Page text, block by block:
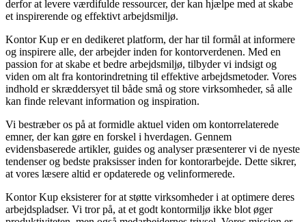
derfor at levere værdifulde ressourcer, der kan hjælpe med at skabe
et inspirerende og effektivt arbejdsmiljø.
Kontor Kup er en dedikeret platform, der har til formål at informere
og inspirere alle, der arbejder inden for kontorverdenen. Med en
passion for at skabe et bedre arbejdsmiljø, tilbyder vi indsigt og
viden om alt fra kontorindretning til effektive arbejdsmetoder. Vores
indhold er skræddersyet til både små og store virksomheder, så alle
kan finde relevant information og inspiration.
Vi bestræber os på at formidle aktuel viden om kontorrelaterede
emner, der kan gøre en forskel i hverdagen. Gennem
evidensbaserede artikler, guides og analyser præsenterer vi de nyeste
tendenser og bedste praksisser inden for kontorarbejde. Dette sikrer,
at vores læsere altid er opdaterede og velinformerede.
Kontor Kup eksisterer for at støtte virksomheder i at optimere deres
arbejdspladser. Vi tror på, at et godt kontormiljø ikke blot øger